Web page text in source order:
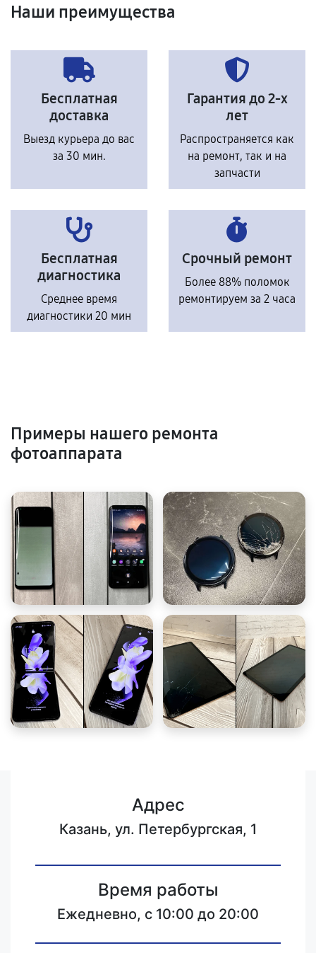
Наши преимущества
Бесплатная
доставка
Выезд курьера до вас
за 30 мин.
Гарантия до 2-х
лет
Распространяется как
на ремонт, так и на
запчасти
Бесплатная
диагностика
Среднее время
диагностики 20 мин
Срочный ремонт
Более 88% поломок
ремонтируем за 2 часа
Примеры нашего ремонта
фотоаппарата
Адрес
Казань, ул. Петербургская, 1
Время работы
Ежедневно, с 10:00 до 20:00